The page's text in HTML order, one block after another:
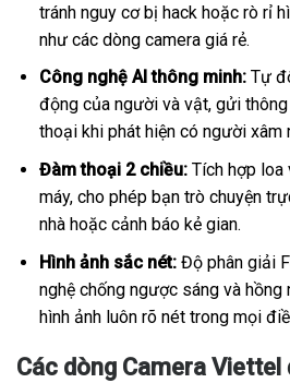
tránh nguy cơ bị hack hoặc rò rỉ
như các dòng camera giá rẻ.
Công nghệ AI thông minh:Tự
động của người và vật, gửi
thoại khi phát hiện có người xâm
Đàm thoại 2 chiều:Tích hợp loa
máy, cho phép bạn trò chuyện
nhà hoặc cảnh báo kẻ gian.
Hình ảnh sắc nét:Độ phân giải
nghệ chống ngược sáng và
hình ảnh luôn rõ nét trong mọi
Các dòng Camera